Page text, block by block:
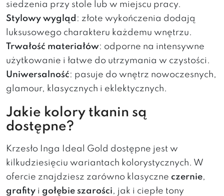
siedzenia przy stole lub w miejscu pracy.
Stylowy wygląd : złote wykończenia dodają
luksusowego charakteru każdemu wnętrzu.
Trwałość materiałów: odporne na intensywne
użytkowanie i łatwe do utrzymania w czystości.
Uniwersalność: pasuje do wnętrz nowoczesnych,
glamour, klasycznych i eklektycznych.
Jakie kolory tkanin są
dostępne?
Krzesło Inga Ideal Gold dostępne jest w
kilkudziesięciu wariantach kolorystycznych. W
ofercie znajdziesz zarówno klasyczne czernie,
grafity i gołębie szarości, jak i ciepłe tony